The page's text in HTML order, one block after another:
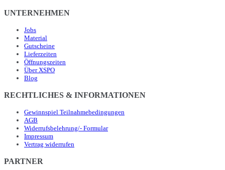
UNTERNEHMEN
Jobs
Material
Gutscheine
Lieferzeiten
Öffnungszeiten
Über XSPO
Blog
RECHTLICHES & INFORMATIONEN
Gewinnspiel Teilnahmebedingungen
AGB
Widerrufsbelehrung/- Formular
Impressum
Vertrag widerrufen
PARTNER